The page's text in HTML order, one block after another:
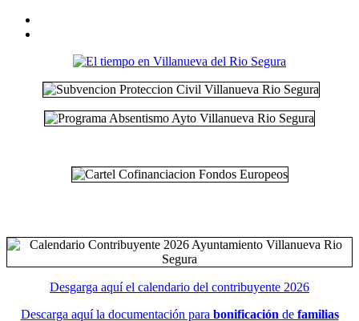
Desgarga aquí el calendario del contribuyente 2026
Descarga aquí la documentación para bonificación de familias